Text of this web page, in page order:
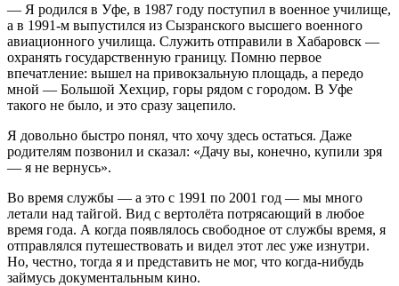
— Я родился в Уфе, в 1987 году поступил в военное училище,
а в 1991‑м выпустился из Сызранского высшего военного
авиационного училища. Служить отправили в Хабаровск —
охранять государственную границу. Помню первое
впечатление: вышел на привокзальную площадь, а передо
мной — Большой Хехцир, горы рядом с городом. В Уфе
такого не было, и это сразу зацепило.
Я довольно быстро понял, что хочу здесь остаться. Даже
родителям позвонил и сказал: «Дачу вы, конечно, купили зря
— я не вернусь».
Во время службы — а это с 1991 по 2001 год — мы много
летали над тайгой. Вид с вертолёта потрясающий в любое
время года. А когда появлялось свободное от службы время, я
отправлялся путешествовать и видел этот лес уже изнутри.
Но, честно, тогда я и представить не мог, что когда‑нибудь
займусь документальным кино.